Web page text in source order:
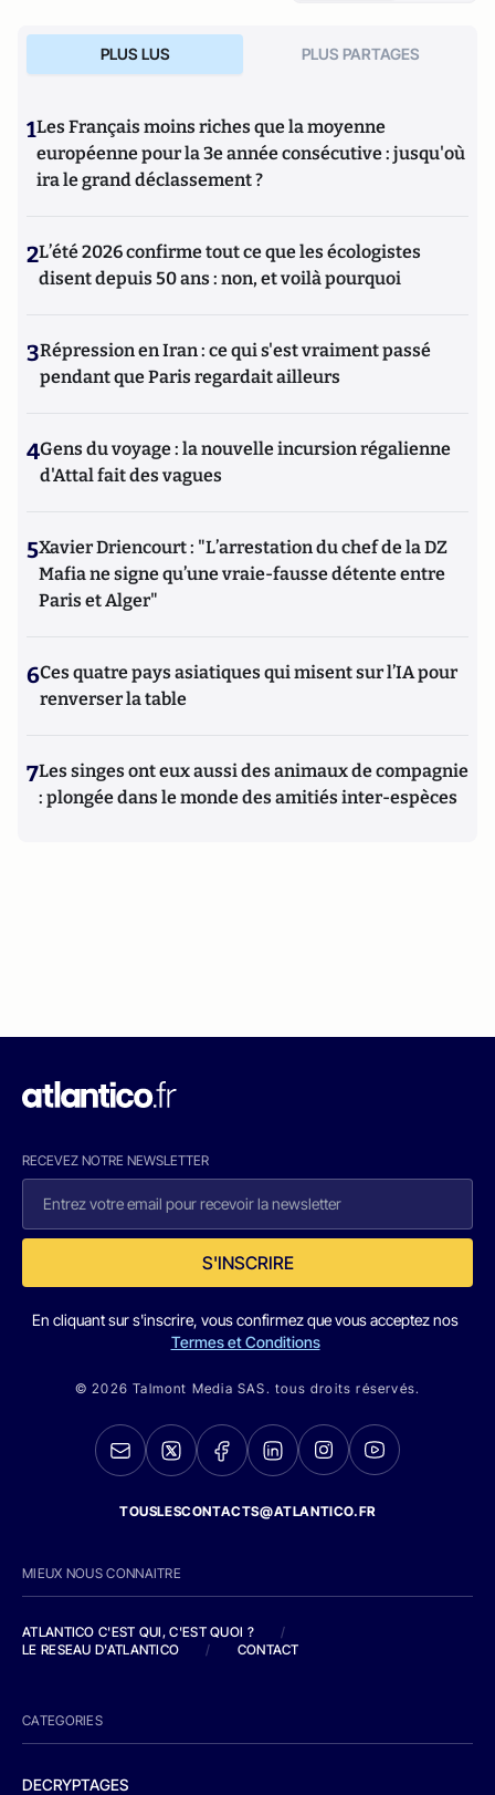
PLUS LUS PLUS PARTAGES
1Les Français moins riches que la moyenne
européenne pour la 3e année consécutive : jusqu'où
ira le grand déclassement ?
2L’été 2026 confirme tout ce que les écologistes
disent depuis 50 ans : non, et voilà pourquoi
3Répression en Iran : ce qui s'est vraiment passé
pendant que Paris regardait ailleurs
4Gens du voyage : la nouvelle incursion régalienne
d'Attal fait des vagues
5Xavier Driencourt : "L’arrestation du chef de la DZ
Mafia ne signe qu’une vraie-fausse détente entre
Paris et Alger"
6Ces quatre pays asiatiques qui misent sur l’IA pour
renverser la table
7Les singes ont eux aussi des animaux de compagnie
: plongée dans le monde des amitiés inter-espèces
RECEVEZ NOTRE NEWSLETTER
S'INSCRIRE
En cliquant sur s'inscrire, vous confirmez que vous acceptez nos
Termes et Conditions
© 2026 Talmont Media SAS. tous droits réservés.
TOUSLESCONTACTS@ATLANTICO.FR
MIEUX NOUS CONNAITRE
ATLANTICO C'EST QUI, C'EST QUOI ?
/
LE RESEAU D'ATLANTICO
/ CONTACT
CATEGORIES
DECRYPTAGES